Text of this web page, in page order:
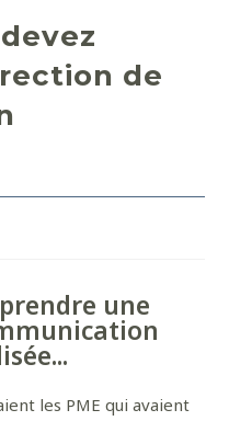
de
une
les PME qui avaient